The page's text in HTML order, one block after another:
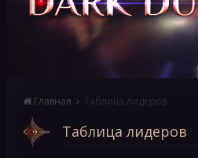
Главная Таблица лидеров
Таблица лидеров